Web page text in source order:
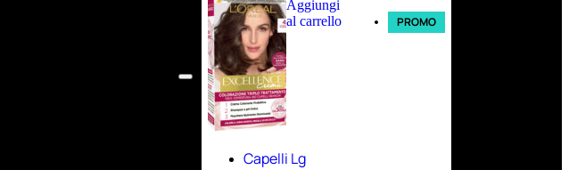
Aggiungi
al carrello
PROMO
Capelli Lg